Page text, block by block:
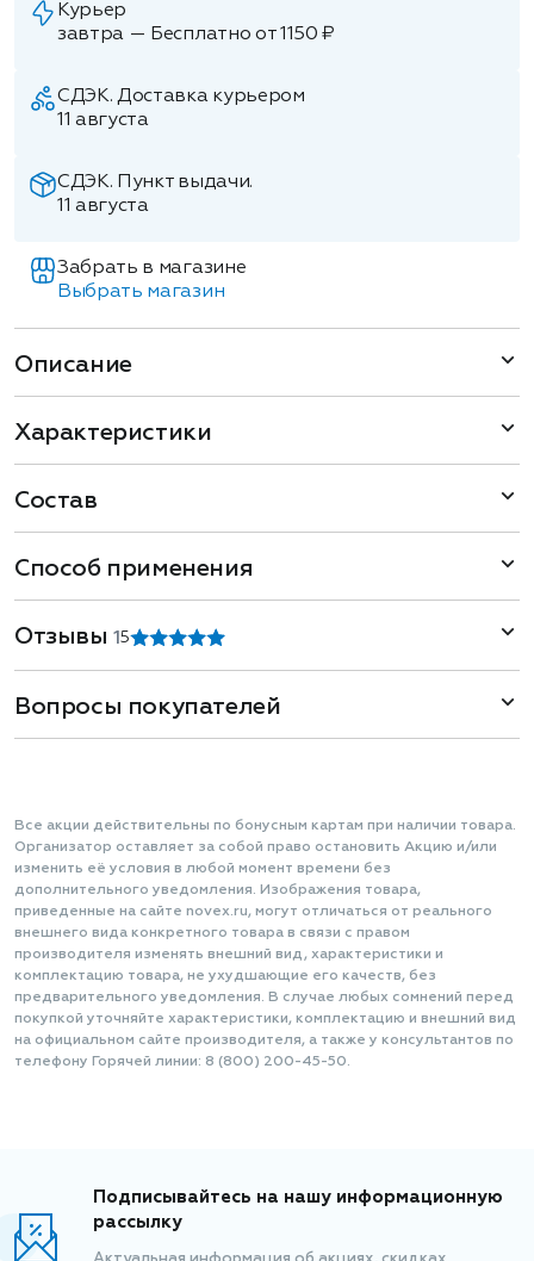
Курьер
завтра — Бесплатно от 1150 ₽
СДЭК. Доставка курьером
11 августа
СДЭК. Пункт выдачи.
11 августа
Забрать в магазине
Выбрать магазин
Описание
Характеристики
Состав
Способ применения
Отзывы1 5
Вопросы покупателей
Все акции действительны по бонусным картам при наличии товара.
Организатор оставляет за собой право остановить Акцию и/или
изменить её условия в любой момент времени без
дополнительного уведомления. Изображения товара,
приведенные на сайте novex.ru, могут отличаться от реального
внешнего вида конкретного товара в связи с правом
производителя изменять внешний вид, характеристики и
комплектацию товара, не ухудшающие его качеств, без
предварительного уведомления. В случае любых сомнений перед
покупкой уточняйте характеристики, комплектацию и внешний вид
на официальном сайте производителя, а также у консультантов по
телефону Горячей линии: 8 (800) 200-45-50.
Подписывайтесь на нашу информационную
рассылку